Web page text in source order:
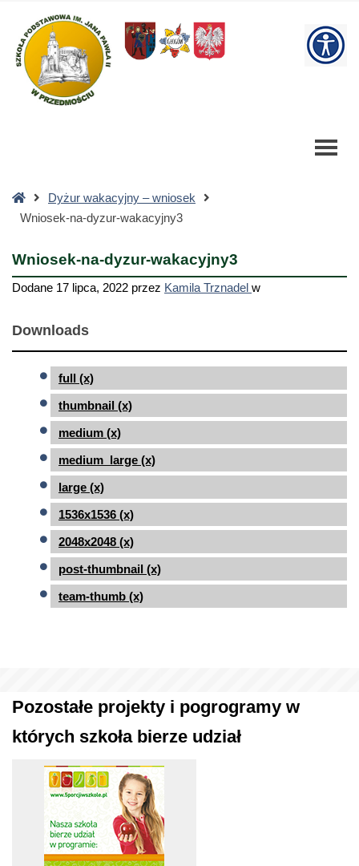
dyzur-
wakacyjny3
Strona
główna
Dyżur wakacyjny – wniosek
Wniosek-na-dyzur-wakacyjny3
Wniosek-na-dyzur-wakacyjny3
Dodane 17 lipca, 2022 przez Kamila Trznadel w
Downloads
full (x)
thumbnail (x)
medium (x)
medium_large (x)
large (x)
1536x1536 (x)
2048x2048 (x)
post-thumbnail (x)
team-thumb (x)
Pozostałe projekty i pogrogramy w
których szkoła bierze udział